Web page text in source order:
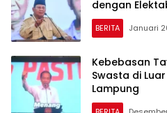
dengan
di Sumsel,
BERITA Januari
Kebebasan
Swasta di
Lampung